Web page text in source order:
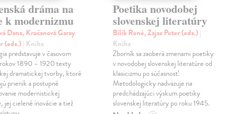
dráma na
k modernizmu
Dana, Kročanová Garay
(eds.)| Kniha
predstavuje v časovom
1890 – 1920 texty
dramatickej tvorby, ktoré
prienik a postupné
modernistickej
jej cielené inovácie a tiež
Poetika novodobej
slovenskej literatúry
Bílik René, Zajac Peter (eds.)|
Kniha
Zborník sa zaoberá zmenami poetiky
v novodobej slovenskej literatúre od
klasicizmu po súčasnosť.
Metodologicky nadväzuje na
predchádzajúci výskum poetiky
slovenskej literatúry po roku 1945.